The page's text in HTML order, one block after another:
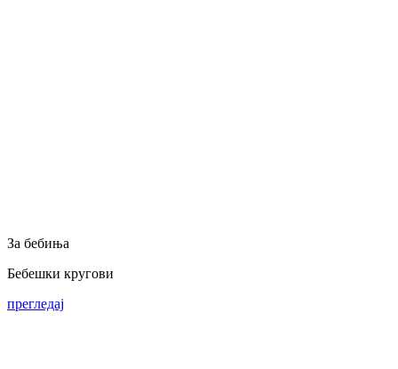
За бебиња
Бебешки кругови
прегледај